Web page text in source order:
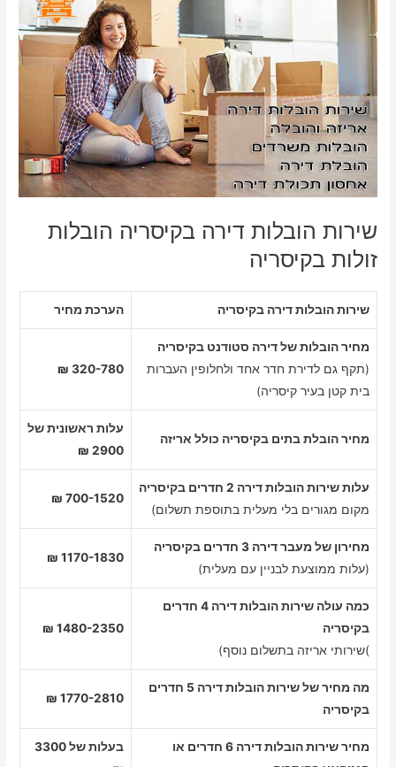
שירות הובלות דירה בקיסריה הובלות
זולות בקיסריה
שירות הובלות דירה בקיסריה הערכת מחיר
מחיר הובלות של דירה סטודנט בקיסריה
(תקף גם לדירת חדר אחד ולחלופין העברות
בית קטן בעיר קיסריה)
320-780 ₪
מחיר הובלת בתים בקיסריה כולל אריזה
עלות ראשונית של
2900 ₪
עלות שירות הובלות דירה 2 חדרים בקיסריה
מקום מגורים בלי מעלית בתוספת תשלום)
700-1520 ₪
מחירון של מעבר דירה 3 חדרים בקיסריה
(עלות ממוצעת לבניין עם מעלית)
1170-1830 ₪
כמה עולה שירות הובלות דירה 4 חדרים
בקיסריה
)שירותי אריזה בתשלום נוסף)
1480-2350 ₪
מה מחיר של שירות הובלות דירה 5 חדרים
בקיסריה
1770-2810 ₪
מחיר שירות הובלות דירה 6 חדרים או
בעלות של 3300